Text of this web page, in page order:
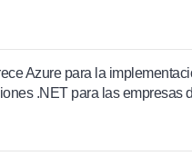
Azure para la
.NET para las empresas